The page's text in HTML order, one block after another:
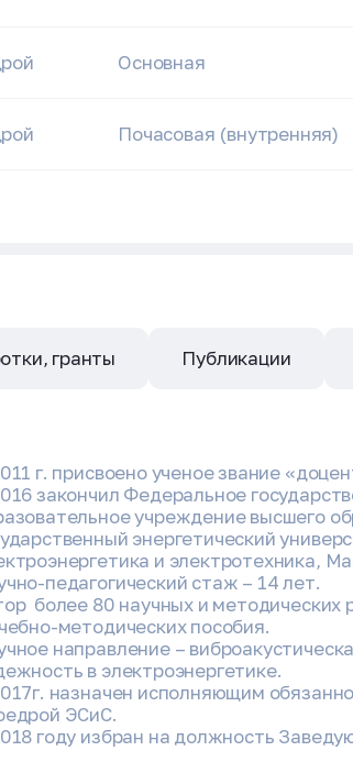
Основная
Почасовая (внутренняя)
гранты Публикации
г. присвоено ученое звание
закончил Федеральное
учреждение высшего
энергетический
и электротехника,
педагогический стаж – 14 лет.
более 80 научных и методических
методических пособия.
направление –
в электроэнергетике.
назначен исполняющим
ЭСиС.
году избран на должность